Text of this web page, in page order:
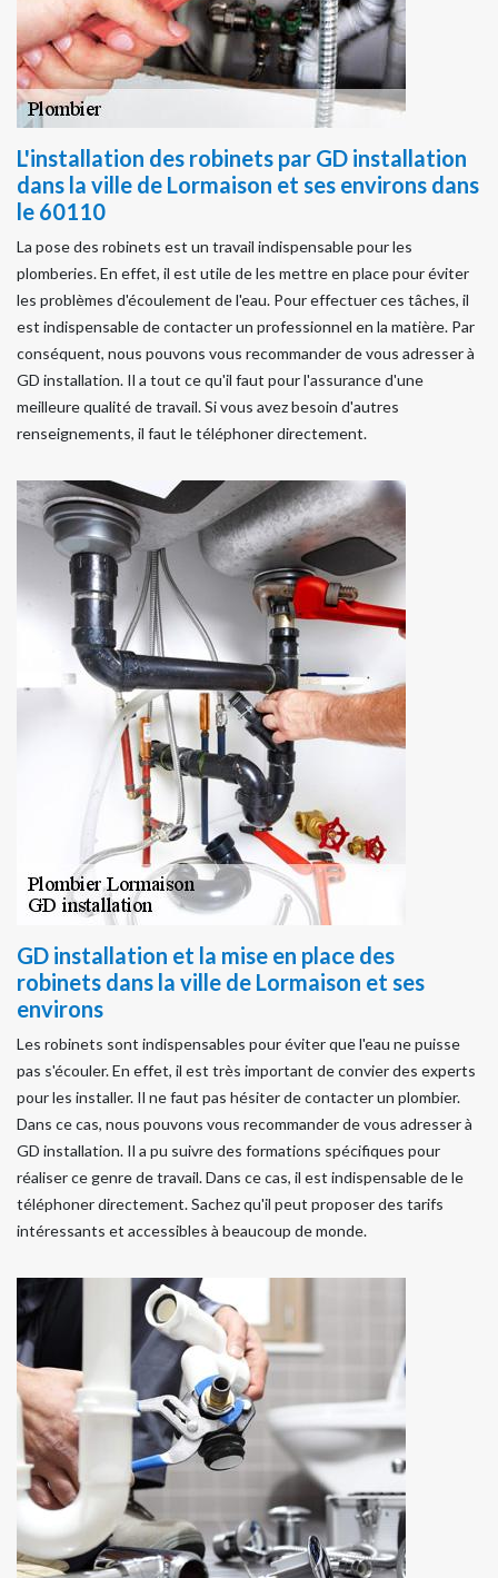
L'installation des robinets par GD installation
dans la ville de Lormaison et ses environs dans
le 60110
La pose des robinets est un travail indispensable pour les
plomberies. En effet, il est utile de les mettre en place pour éviter
les problèmes d'écoulement de l'eau. Pour effectuer ces tâches, il
est indispensable de contacter un professionnel en la matière. Par
conséquent, nous pouvons vous recommander de vous adresser à
GD installation. Il a tout ce qu'il faut pour l'assurance d'une
meilleure qualité de travail. Si vous avez besoin d'autres
renseignements, il faut le téléphoner directement.
GD installation et la mise en place des
robinets dans la ville de Lormaison et ses
environs
Les robinets sont indispensables pour éviter que l'eau ne puisse
pas s'écouler. En effet, il est très important de convier des experts
pour les installer. Il ne faut pas hésiter de contacter un plombier.
Dans ce cas, nous pouvons vous recommander de vous adresser à
GD installation. Il a pu suivre des formations spécifiques pour
réaliser ce genre de travail. Dans ce cas, il est indispensable de le
téléphoner directement. Sachez qu'il peut proposer des tarifs
intéressants et accessibles à beaucoup de monde.